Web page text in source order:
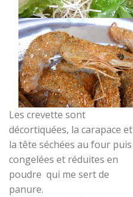
Les crevette sont
décortiquées, la carapace et
la tête séchées au four puis
congelées et réduites en
poudre qui me sert de
panure.